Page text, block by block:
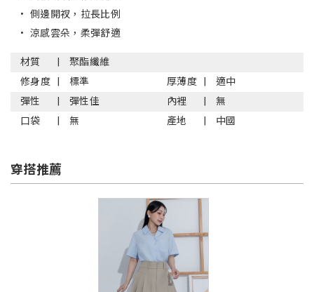
• 側邊開衩，拉長比例
• 涼感雲朵，柔彈舒適
材質
聚酯纖維
修身度
標準 厚薄度
適中
彈性
彈性佳 內裡
無
口袋
無 產地 中國
穿搭推薦